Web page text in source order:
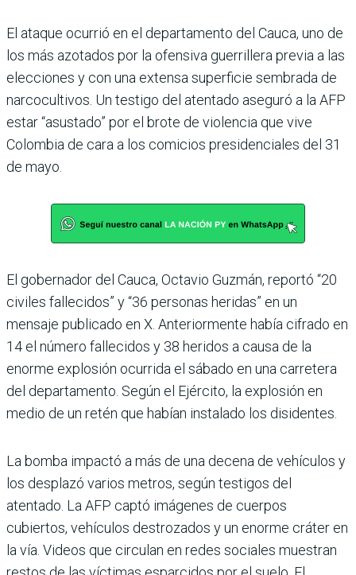
El ataque ocurrió en el departamento del Cauca, uno de
los más azotados por la ofensiva guerrillera previa a las
elecciones y con una extensa superficie sembrada de
narcocultivos. Un testigo del atentado aseguró a la AFP
estar “asustado” por el brote de violencia que vive
Colombia de cara a los comicios presidenciales del 31
de mayo.
El gobernador del Cauca, Octavio Guzmán, reportó “20
civiles fallecidos” y “36 personas heridas” en un
mensaje publicado en X. Anteriormente había cifrado en
14 el número fallecidos y 38 heridos a causa de la
enorme explosión ocurrida el sábado en una carretera
del departamento. Según el Ejército, la explosión en
medio de un retén que habían instalado los disidentes.
La bomba impactó a más de una decena de vehículos y
los desplazó varios metros, según testigos del
atentado. La AFP captó imágenes de cuerpos
cubiertos, vehículos destrozados y un enorme cráter en
la vía. Videos que circulan en redes sociales muestran